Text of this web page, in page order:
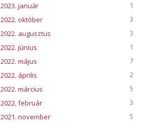
2023. január
1
2022. október
3
2022. augusztus
3
2022. június
1
2022. május
7
2022. április
2
2022. március
5
2022. február
3
2021. november
5